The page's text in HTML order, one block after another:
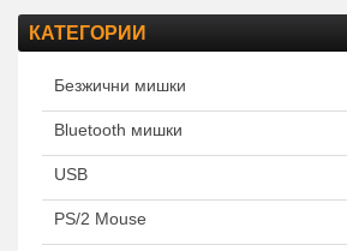
КАТЕГОРИИ
Безжични мишки
Bluetooth мишки
USB
PS/2 Mouse